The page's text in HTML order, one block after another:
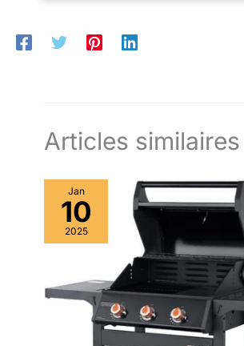
estampillé d'un motif de roche décoratif, qui
une pièce accrocheuse dans votre cour
Articles similaires
Jan
10
2025